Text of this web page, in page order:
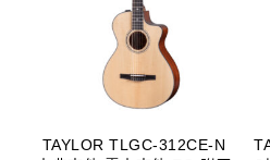
TAYLOR TLGC-312CE-N